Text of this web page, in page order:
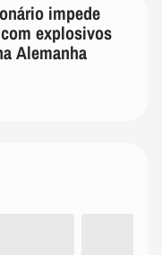
impede
explosivos
Alemanha